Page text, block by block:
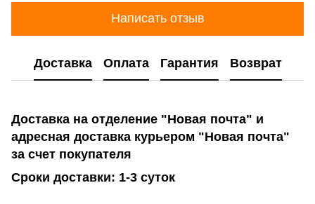
Написать отзыв
Доставка Оплата Гарантия Возврат
Доставка на отделение "Новая почта" и
адресная доставка курьером "Новая почта"
за счет покупателя
Сроки доставки: 1-3 суток